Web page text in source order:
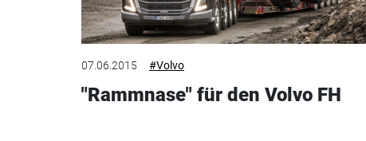
07.06.2015 #Volvo
"Rammnase" für den Volvo FH